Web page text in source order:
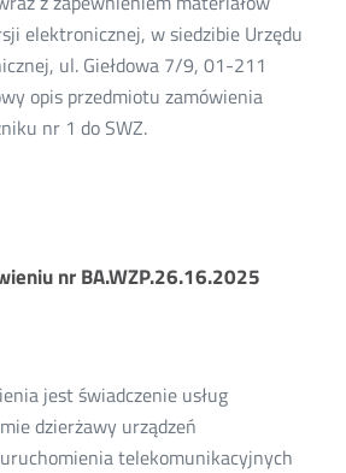
elektronicznej, w siedzibie Urzędu
ul. Giełdowa 7/9, 01-211
opis przedmiotu zamówienia
nr 1 do SWZ.
nr BA.WZP.26.16.2025
jest świadczenie usług
dzierżawy urządzeń
telekomunikacyjnych